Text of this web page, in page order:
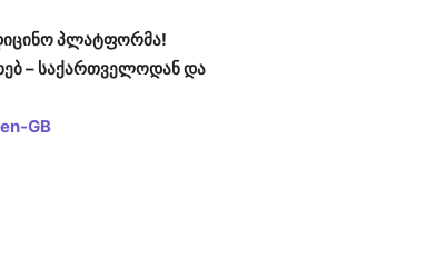
პლატფორმა!
– საქართველოდან და
GB